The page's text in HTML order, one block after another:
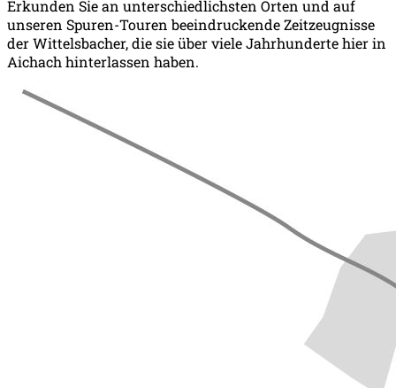
Erkunden Sie an unterschiedlichsten Orten und auf
unseren Spuren-Touren beeindruckende Zeitzeugnisse
der Wittelsbacher, die sie über viele Jahrhunderte hier in
Aichach hinterlassen haben.